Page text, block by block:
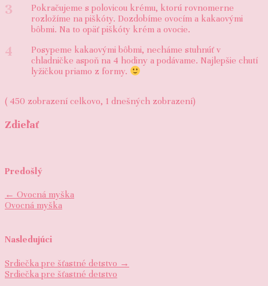
3
Pokračujeme s polovicou krému, ktorú rovnomerne
rozložíme na piškóty. Dozdobíme ovocím a kakaovými
bôbmi. Na to opäť piškóty krém a ovocie.
4
Posypeme kakaovými bôbmi, necháme stuhnúť v
chladničke aspoň na 4 hodiny a podávame. Najlepšie chutí
lyžičkou priamo z formy.
( 450 zobrazení celkovo, 1 dnešných zobrazení)
Zdieľať
Predošlý
← Ovocná myška
Ovocná myška
Nasledujúci
Srdiečka pre šťastné detstvo →
Srdiečka pre šťastné detstvo